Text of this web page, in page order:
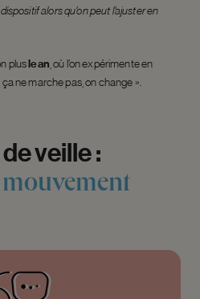
alors qu’on peut l’ajuster en
pluslean , où l’on expérimente en
ne marche pas, on change ».
deveille:
mouvement